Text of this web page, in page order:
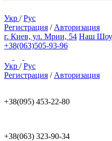
Укр /Рус
Регистрация / Авторизация
г. Киев, ул. Мрии, 54 Наш
+38(063)505-93-96
Укр /Рус
Регистрация / Авторизация
+38(095) 453-22-80
+38(063) 323-90-34